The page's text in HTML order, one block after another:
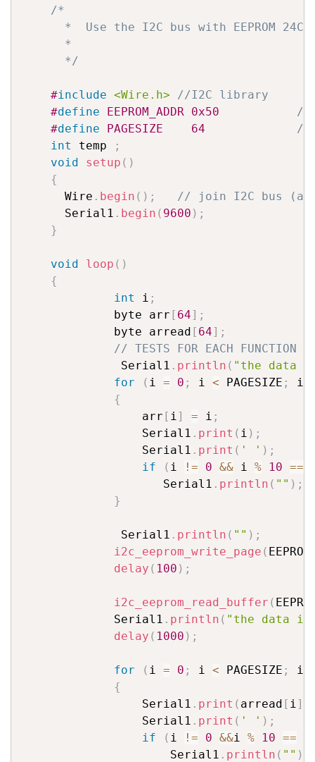
/*
*  Use the I2C bus with EEPROM
      *
      */
#include <Wire.h>
//I2C library
#define EEPROM_ADDR 0x50
//
#define PAGESIZE    64
//
int
temp
;
void
setup ( )
{
      Wire
. begin ( ) ;
// join I2C bus
      Serial1
. begin ( 9600 ) ;
}
void loop ( )
{
int
i ;
             byte arr
[ 64] ;
             byte arread
[ 64] ;
// TESTS FOR EACH FUNCTION
              Serial1
. println ( "the data
for
( i = 0 ; i < PAGESIZE ; i
{
                 arr
[ i ] = i ;
                 Serial1
. print ( i ) ;
                 Serial1
. print ( ' ' ) ;
if
( i != 0 && i % 10 ==
                    Serial1
. println ( "" ) ;
}
              Serial1
. println ( "" ) ;
i2c_eeprom_write_page (
delay ( 100 ) ;
i2c_eeprom_read_buffer (
             Serial1
. println ( "the data is
delay ( 1000 ) ;
for ( i = 0 ; i < PAGESIZE ; i
{
                 Serial1
. print ( arread [ i ]
                 Serial1
. print ( ' ' ) ;
if
( i != 0 &&i % 10 ==
                     Serial1
. println ( "" )